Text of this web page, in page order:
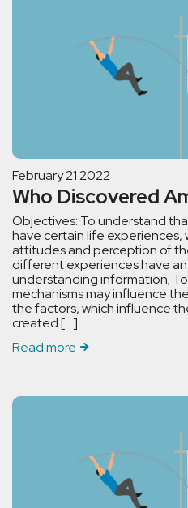
February 21 2022
Who Discovered
Objectives: To understand
have certain life experiences,
attitudes and perception of
different experiences have
understanding information;
mechanisms may influence
the factors, which influence
created […]
Read more